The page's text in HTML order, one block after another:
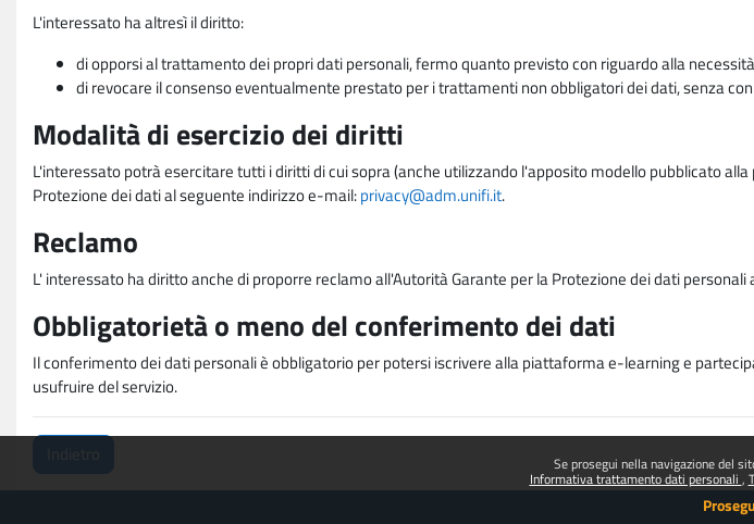
Se prosegui nella navigazione del
Informativa trattamento dati personali
L'interessato ha altresì il diritto:
di opporsi al trattamento dei propri dati personali, fermo quanto previsto con riguardo alla
di revocare il consenso eventualmente prestato per i trattamenti non obbligatori dei dati, senza
Modalità di esercizio dei diritti
L'interessato potrà esercitare tutti i diritti di cui sopra (anche utilizzando l'apposito modello pubblicato alla
Protezione dei dati al seguente indirizzo e-mail:privacy@adm.unifi.it.
Reclamo
L' interessato ha diritto anche di proporre reclamo all'Autorità Garante per la Protezione dei dati
Obbligatorietà o meno del conferimento dei dati
Il conferimento dei dati personali è obbligatorio per potersi iscrivere alla piattaforma e-learning e
usufruire del servizio.
Indietro